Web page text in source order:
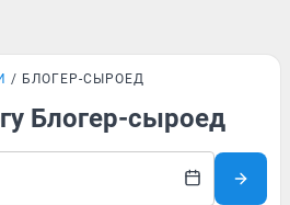
БЛОГЕР-СЫРОЕД
Блогер-сыроед